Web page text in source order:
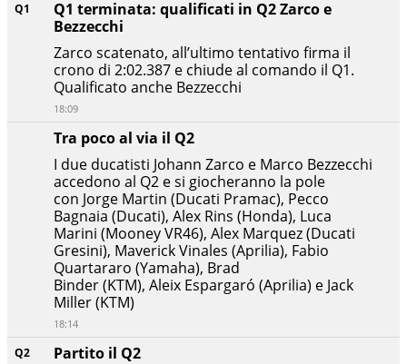
Q2
Partito il Q2
Tra poco al via il Q2
I due ducatisti Johann Zarco e Marco Bezzecchi
accedono al Q2 e si giocheranno la pole
con Jorge Martin (Ducati Pramac), Pecco
Bagnaia (Ducati), Alex Rins (Honda), Luca
Marini (Mooney VR46), Alex Marquez (Ducati
Gresini), Maverick Vinales (Aprilia), Fabio
Quartararo (Yamaha), Brad
Binder (KTM), Aleix Espargaró (Aprilia) e Jack
Miller (KTM)
18:14
Q1
Q1 terminata: qualificati in Q2 Zarco e
Bezzecchi
Zarco scatenato, all’ultimo tentativo firma il
crono di 2:02.387 e chiude al comando il Q1.
Qualificato anche Bezzecchi
18:09